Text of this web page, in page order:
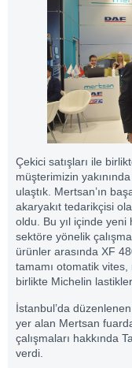
Çekici satışları ile
müşterimizin
ulaştık. Mertsan’ın
akaryakıt tedarikçisi
oldu. Bu yıl içinde yeni
sektöre yönelik
ürünler arasında XF
tamamı otomatik
birlikte Michelin
İstanbul’da düzenlenen
yer alan Mertsan
çalışmaları hakkında
verdi.